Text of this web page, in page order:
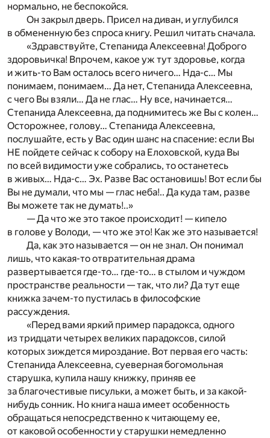
нормально, не беспокойся.
Он закрыл дверь. Присел на диван, и углубился
в обмененную без спроса книгу. Решил читать сначала.
«Здравствуйте, Степанида Алексеевна! Доброго
здоровьичка! Впрочем, какое уж тут здоровье, когда
и жить-то Вам осталось всего ничего… Нда-с… Мы
понимаем, понимаем… Да нет, Степанида Алексеевна,
с чего Вы взяли… Да не глас… Ну все, начинается…
Степанида Алексеевна, да поднимитесь же Вы с колен…
Осторожнее, голову… Степанида Алексеевна,
послушайте, есть у Вас один шанс на спасение: если Вы
НЕ пойдете сейчас к собору на Елоховской, куда Вы
по всей видимости уже собрались, то останетесь
в живых… Нда-с… Эх. Разве Вас остановишь! Вот если бы
Вы не думали, что мы — глас неба!.. Да куда там, разве
Вы можете так не думать!..»
— Да что же это такое происходит! — кипело
в голове у Володи, — что же это! Как же это называется!
Да, как это называется — он не знал. Он понимал
лишь, что какая-то отвратительная драма
развертывается где-то… где-то… в стылом и чуждом
пространстве реальности — так, что ли? Да тут еще
книжка зачем-то пустилась в философские
рассуждения.
«Перед вами яркий пример парадокса, одного
из тридцати четырех великих парадоксов, силой
которых зиждется мироздание. Вот первая его часть:
Степанида Алексеевна, суеверная богомольная
старушка, купила нашу книжку, приняв ее
за благочестивые писульки, а может быть, и за какой-
нибудь сонник. Но книга наша имеет особенность
обращаться непосредственно к читающему ее,
от каковой особенности у старушки немедленно